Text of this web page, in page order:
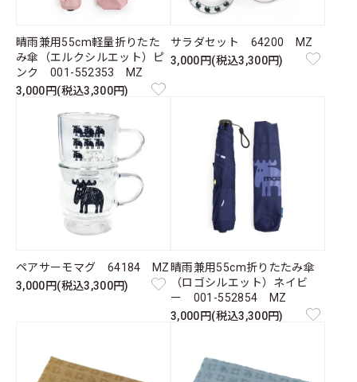
晴雨兼用55cm軽量折りたた
み傘（エルクシルエット）ピ
ンク 001-552353 MZ
3,000円(税込3,300円)
サラダセット 64200 MZ
3,000円(税込3,300円)
ペアサーモマグ 64184 MZ
3,000円(税込3,300円)
晴雨兼用55cm折りたたみ傘
（ロゴシルエット）ネイビ
ー 001-552854 MZ
3,000円(税込3,300円)